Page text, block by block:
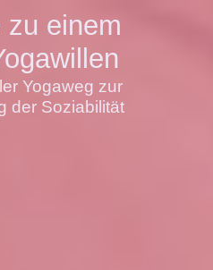
zu einem
Yogaweg zur
der Soziabilität